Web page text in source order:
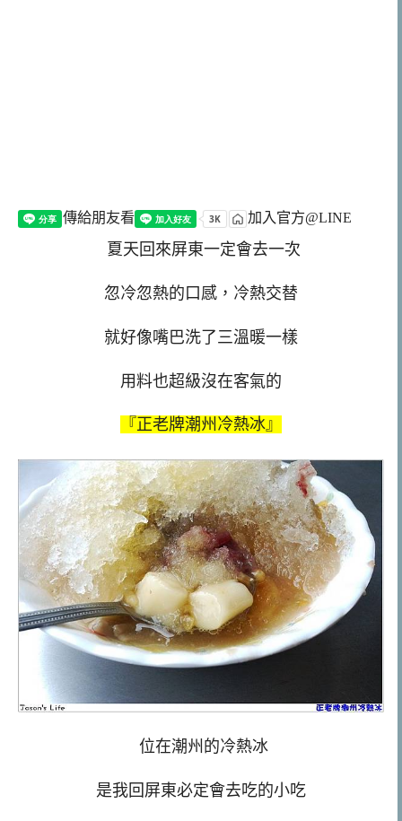
傳給朋友看 加入官方@LINE
夏天回來屏東一定會去一次
忽冷忽熱的口感，冷熱交替
就好像嘴巴洗了三溫暖一樣
用料也超級沒在客氣的
『正老牌潮州冷熱冰』
位在潮州的冷熱冰
是我回屏東必定會去吃的小吃